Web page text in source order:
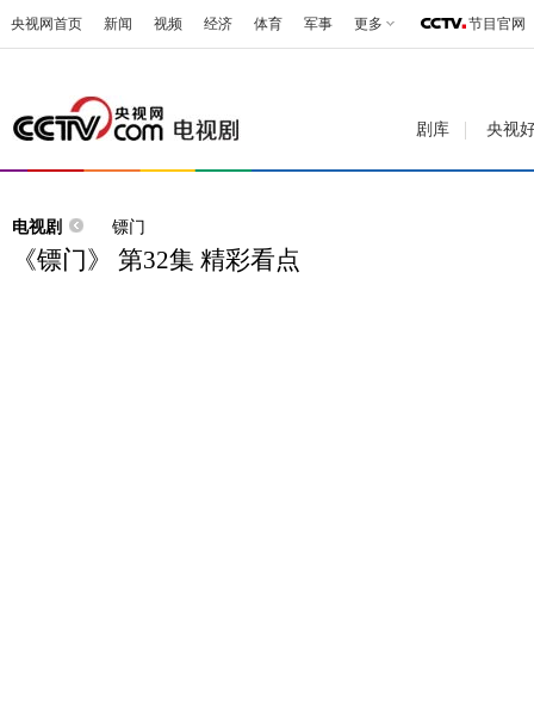
央视网首页 新闻 视频 经济 体育 军事 更多 节目官网
剧库 央视
电视剧 镖门
《镖门》 第32集 精彩看点